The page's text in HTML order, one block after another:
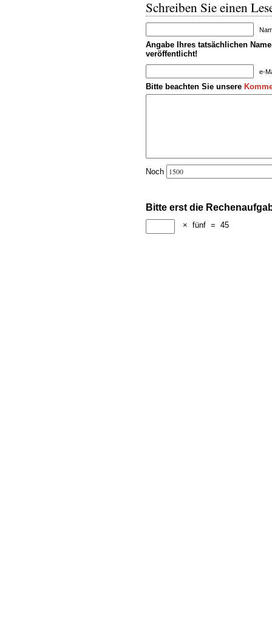
Schreiben Sie einen
Angabe Ihres tatsächlichen
veröffentlicht!
e-
Bitte beachten Sie unsere
Noch
Bitte erst die
× fünf = 45